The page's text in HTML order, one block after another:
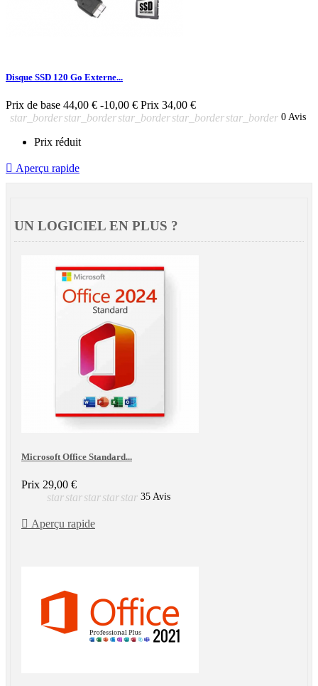
Disque SSD 120 Go Externe...
Prix de base 44,00 € -10,00 € Prix 34,00 €
star_borderstar_borderstar_borderstar_borderstar_border 0 Avis
Prix réduit
 Aperçu rapide
UN LOGICIEL EN PLUS ?
Microsoft Office Standard...
Prix 29,00 €
starstarstarstarstar 35 Avis
 Aperçu rapide